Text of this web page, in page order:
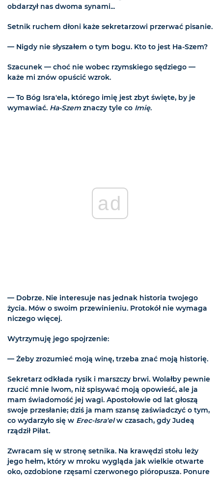
obdarzył nas dwoma synami...
Setnik ruchem dłoni każe sekretarzowi przerwać pisanie.
— Nigdy nie słyszałem o tym bogu. Kto to jest Ha-Szem?
Szacunek — choć nie wobec rzymskiego sędziego —
każe mi znów opuścić wzrok.
— To Bóg Isra'ela, którego imię jest zbyt święte, by je
wymawiać. Ha-Szem znaczy tyle co Imię.
ad
— Dobrze. Nie interesuje nas jednak historia twojego
życia. Mów o swoim przewinieniu. Protokół nie wymaga
niczego więcej.
Wytrzymuję jego spojrzenie:
— Żeby zrozumieć moją winę, trzeba znać moją historię.
Sekretarz odkłada rysik i marszczy brwi. Wolałby pewnie
rzucić mnie lwom, niż spisywać moją opowieść, ale ja
mam świadomość jej wagi. Apostołowie od lat głoszą
swoje przesłanie; dziś ja mam szansę zaświadczyć o tym,
co wydarzyło się w Erec-Isra'elw czasach, gdy Judeą
rządził Piłat.
Zwracam się w stronę setnika. Na krawędzi stołu leży
jego hełm, który w mroku wygląda jak wielkie otwarte
oko, ozdobione rzęsami czerwonego pióropusza. Ponure